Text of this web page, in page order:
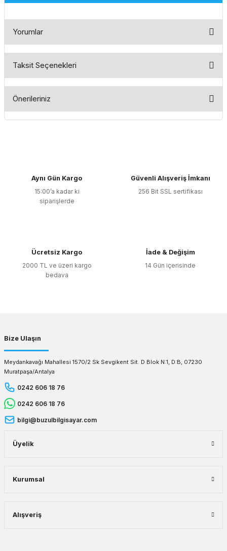
Yorumlar
Taksit Seçenekleri
Önerileriniz
Ürün resmi kalitesiz, bozuk veya görüntülenemiyor.
Ürün açıklamasında eksik bilgiler bulunuyor.
Ürün bilgilerinde hatalar bulunuyor.
Aynı Gün Kargo
15:00’a kadar ki
siparişlerde
Güvenli Alışveriş İmkanı
256 Bit SSL sertifikası
Ücretsiz Kargo
2000 TL ve üzeri kargo
bedava
İade & Değişim
14 Gün içerisinde
Bize Ulaşın
Meydankavağı Mahallesi 1570/2 Sk Sevgikent Sit. D Blok N:1, D:B, 07230
Muratpaşa/Antalya
0242 606 18 76
0242 606 18 76
bilgi@buzulbilgisayar.com
Üyelik
Kurumsal
Alışveriş